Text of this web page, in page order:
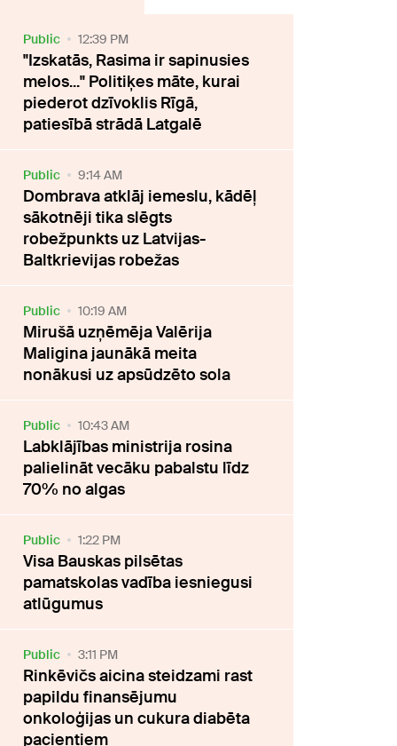
Public 12:39 PM
"Izskatās, Rasima ir sapinusies
melos..." Politiķes māte, kurai
piederot dzīvoklis Rīgā,
patiesībā strādā Latgalē
Public 9:14 AM
Dombrava atklāj iemeslu, kādēļ
sākotnēji tika slēgts
robežpunkts uz Latvijas-
Baltkrievijas robežas
Public 10:19 AM
Mirušā uzņēmēja Valērija
Maligina jaunākā meita
nonākusi uz apsūdzēto sola
Public 10:43 AM
Labklājības ministrija rosina
palielināt vecāku pabalstu līdz
70% no algas
Public 1:22 PM
Visa Bauskas pilsētas
pamatskolas vadība iesniegusi
atlūgumus
Public 3:11 PM
Rinkēvičs aicina steidzami rast
papildu finansējumu
onkoloģijas un cukura diabēta
pacientiem